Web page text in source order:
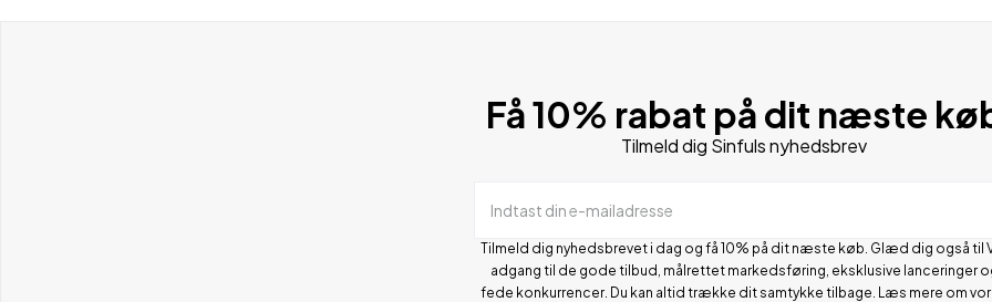
Få 10% rabat på dit næste
Tilmeld dig Sinfuls nyhedsbrev
Indtast din e-mailadresse
Tilmeld dig nyhedsbrevet i dag og få 10% på dit næste køb. Glæd dig også til
adgang til de gode tilbud, målrettet markedsføring, eksklusive lanceringer
fede konkurrencer. Du kan altid trække dit samtykke tilbage. Læs mere om